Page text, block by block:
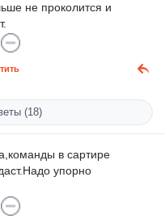
не проколится и
(18)
в сартире
упорно